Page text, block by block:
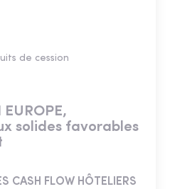
de cession
EUROPE,
solides favorables
CASH FLOW HÔTELIERS